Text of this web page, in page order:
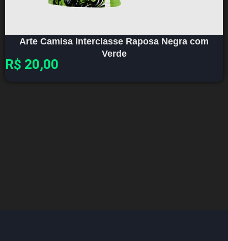
Arte Camisa Interclasse Raposa Negra com
Verde
R$ 20,00